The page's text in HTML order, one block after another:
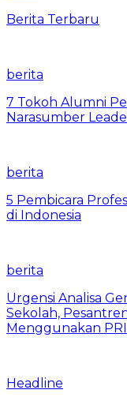
Berita Terbaru
berita
7 Tokoh Alumni
Narasumber
berita
5 Pembicara
di Indonesia
berita
Urgensi Analisa
Sekolah,
Menggunakan
Headline